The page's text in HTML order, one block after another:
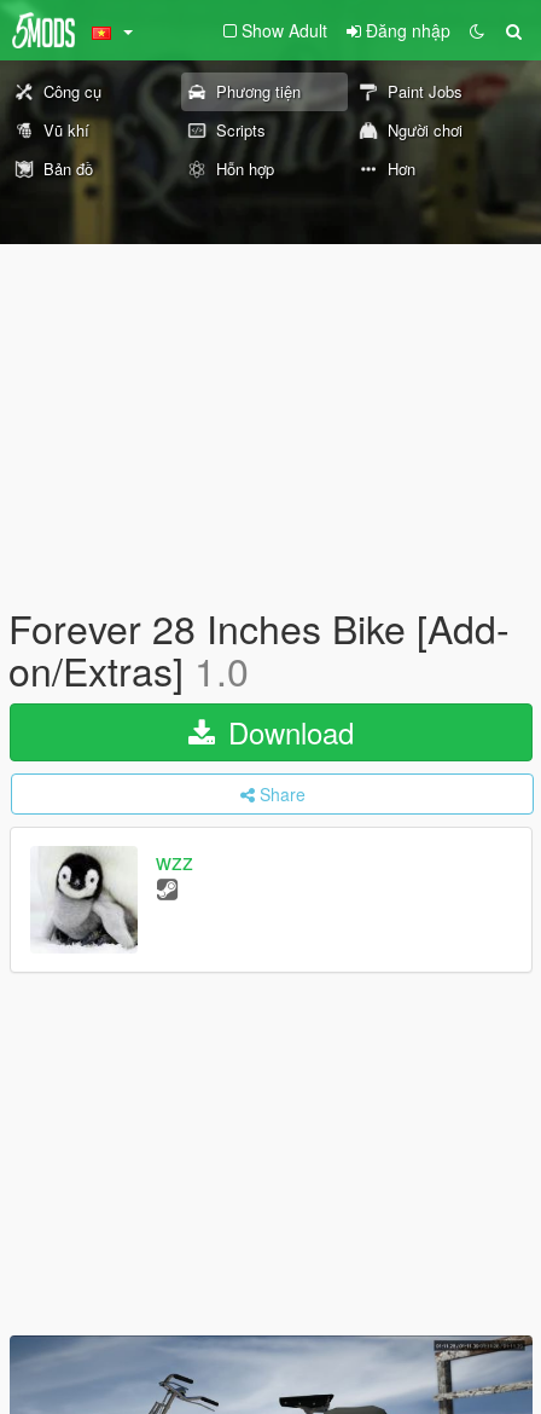
Show Adult Đăng nhập
Công cụ Phương tiện
Paint Jobs
Vũ khí
Scripts
Người chơi
Bản đồ
Hỗn hợp Hơn
Forever 28 Inches Bike [Add-
on/Extras] 1.0
Download
Share
wzz